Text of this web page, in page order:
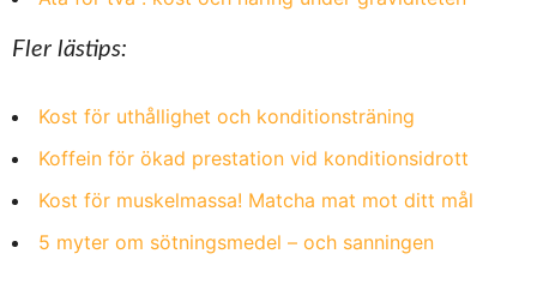
Fler lästips:
Kost för uthållighet och konditionsträning
Koffein för ökad prestation vid konditionsidrott
Kost för muskelmassa! Matcha mat mot ditt mål
5 myter om sötningsmedel – och sanningen